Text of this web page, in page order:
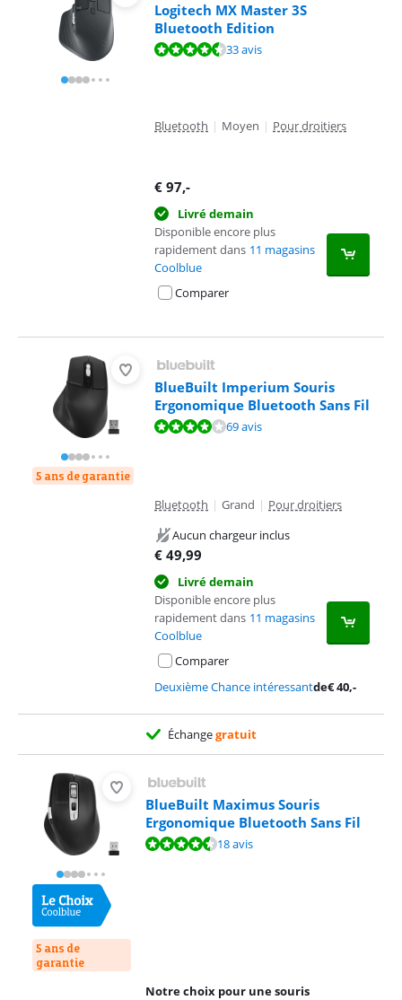
Logitech MX Master 3S
Bluetooth Edition
La note est de 9,0 sur 10, basée sur 33 avis.33 avis
Bluetooth | Moyen | Pour droitiers
€ 97,-
Livré demain
Disponible encore plus
rapidement dans 11 magasins
Coolblue
Comparer
5 ans de garantie
BlueBuilt Imperium Souris
Ergonomique Bluetooth Sans Fil
La note est de 8,1 sur 10, basée sur 69 avis.69 avis
Bluetooth | Grand | Pour droitiers
Aucun chargeur inclus
€ 49,99
Livré demain
Disponible encore plus
rapidement dans 11 magasins
Coolblue
Comparer
Deuxième Chance intéressantde€40,-
Échangegratuit
5 ans de
garantie
BlueBuilt Maximus Souris
Ergonomique Bluetooth Sans Fil
La note est de 8,5 sur 10, basée sur 18 avis.
18 avis
Notre choix pour une souris